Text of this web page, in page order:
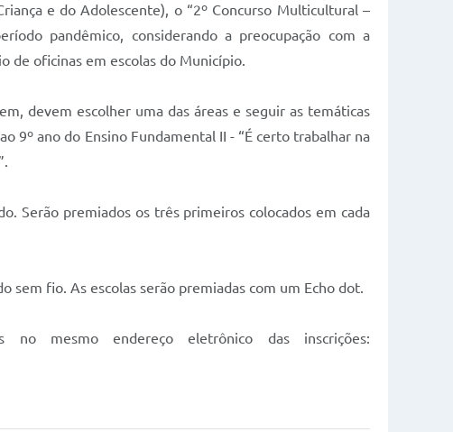
e do Adolescente), o “2º Concurso Multicultural –
pandêmico, considerando a preocupação com a
de oficinas em escolas do Município.
devem escolher uma das áreas e seguir as temáticas
9º ano do Ensino Fundamental II - “É certo trabalhar na
Serão premiados os três primeiros colocados em cada
sem fio. As escolas serão premiadas com um Echo dot.
mesmo endereço eletrônico das inscrições: